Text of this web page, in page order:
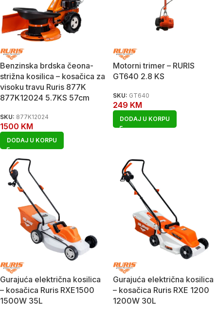
Benzinska brdska čeona-
strižna kosilica – kosačica za
visoku travu Ruris 877K
877K12024 5.7KS 57cm
SKU: 877K12024
1500 KM
DODAJ U KORPU
Motorni trimer – RURIS
GT640 2.8 KS
SKU: GT640
249 KM
DODAJ U KORPU
Gurajuća električna kosilica
– kosačica Ruris RXE1500
1500W 35L
Gurajuća električna kosilica
– kosačica Ruris RXE 1200
1200W 30L